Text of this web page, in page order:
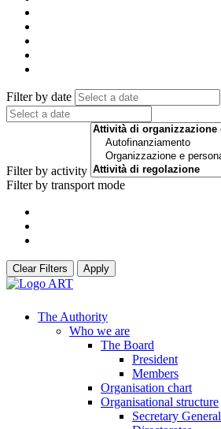
Filter by date
Filter by activity
Filter by transport mode
Clear Filters Apply
The Authority
Who we are
The Board
President
Members
Organisation chart
Organisational structure
Secretary General